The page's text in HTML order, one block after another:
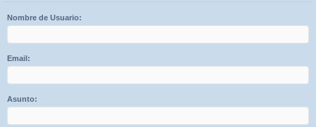
Nombre de Usuario:
Email:
Asunto: